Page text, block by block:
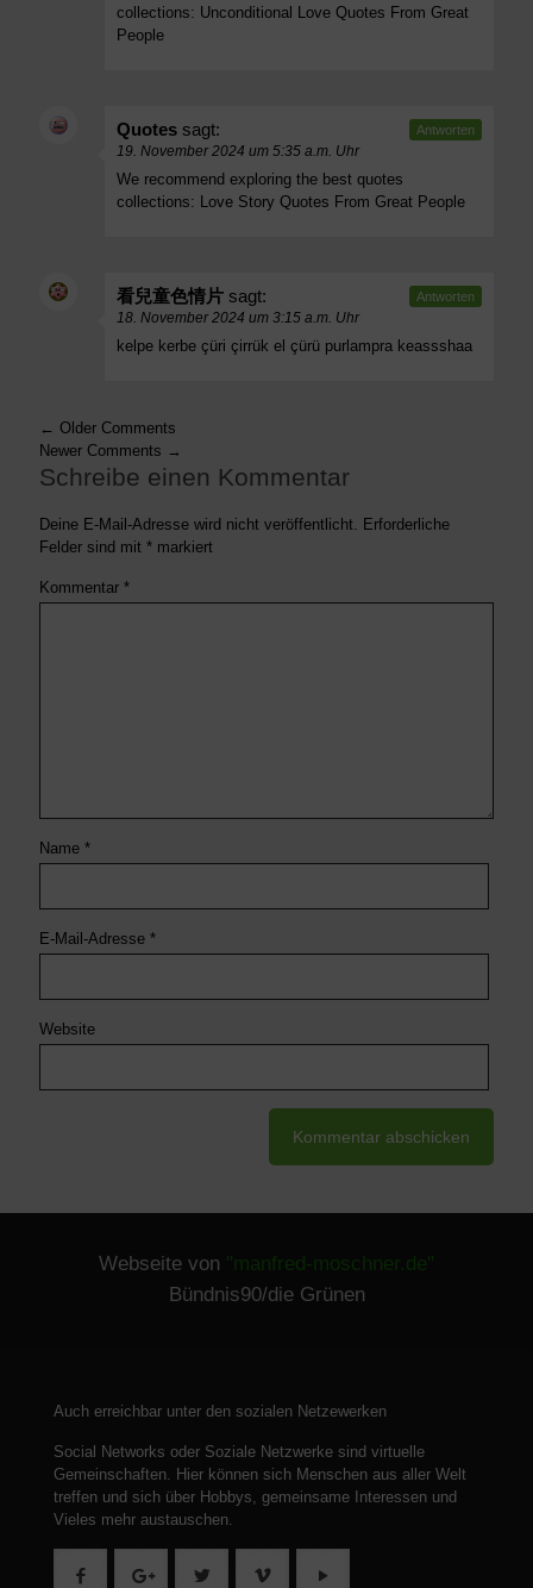
collections: Unconditional Love Quotes From Great
People
Quotes sagt:
19. November 2024 um 5:35 a.m. Uhr
We recommend exploring the best quotes
collections: Love Story Quotes From Great People
Antworten
看兒童色情片 sagt:
18. November 2024 um 3:15 a.m. Uhr
kelpe kerbe çüri çirrük el çürü purlampra keassshaa
Antworten
← Older Comments
Newer Comments →
Schreibe einen Kommentar
Deine E-Mail-Adresse wird nicht veröffentlicht.
Erforderliche
Felder sind mit * markiert
Kommentar *
Name *
E-Mail-Adresse *
Website
Webseite von "manfred-moschner.de"
Bündnis90/die Grünen
Auch erreichbar unter den sozialen Netzewerken
Social Networks oder Soziale Netzwerke sind virtuelle
Gemeinschaften. Hier können sich Menschen aus aller Welt
treffen und sich über Hobbys, gemeinsame Interessen und
Vieles mehr austauschen.